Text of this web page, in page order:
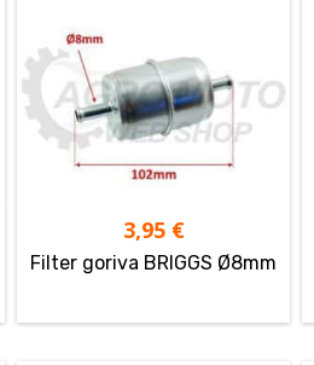
3,95 €
Filter goriva BRIGGS Ø8mm